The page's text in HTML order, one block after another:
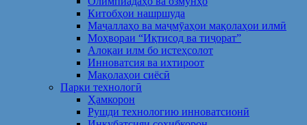
Китобҳои нашршуда
Маҷаллаҳо ва маҷмӯаҳои мақолаҳои илмӣ
Моҳвораи “Иқтисод ва тиҷорат”
Алоқаи илм бо истеҳсолот
Инноватсия ва ихтироот
Мақолаҳои сиёсӣ
Парки технологӣ
Ҳамкорон
Рушди технологию инноватсионӣ